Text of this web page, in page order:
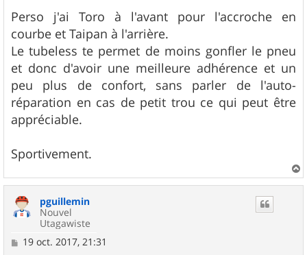
g
e
Perso j'ai Toro à l'avant pour l'accroche en
courbe et Taipan à l'arrière.
Le tubeless te permet de moins gonfler le pneu
et donc d'avoir une meilleure adhérence et un
peu plus de confort, sans parler de l'auto-
réparation en cas de petit trou ce qui peut être
appréciable.
Sportivement.
a
pguillemin
Nouvel
Utagawiste
M19 oct. 2017, 21:31